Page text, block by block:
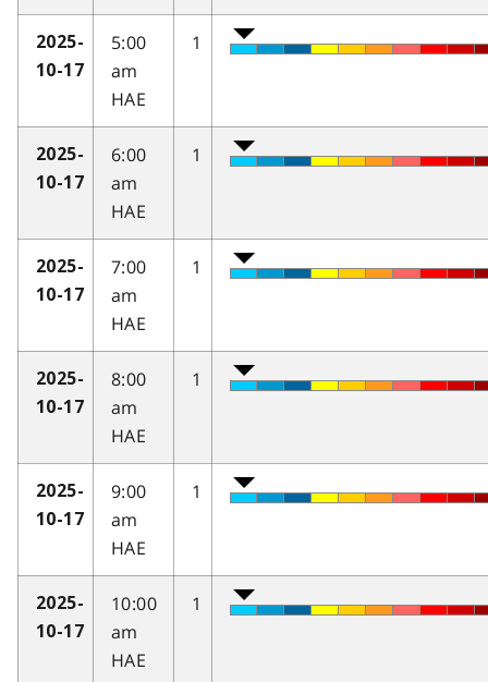
2025-
10-17
5:00
am
HAE
1
2025-
10-17
6:00
am
HAE
1
2025-
10-17
7:00
am
HAE
1
2025-
10-17
8:00
am
HAE
1
2025-
10-17
9:00
am
HAE
1
2025-
10-17
10:00
am
HAE
1